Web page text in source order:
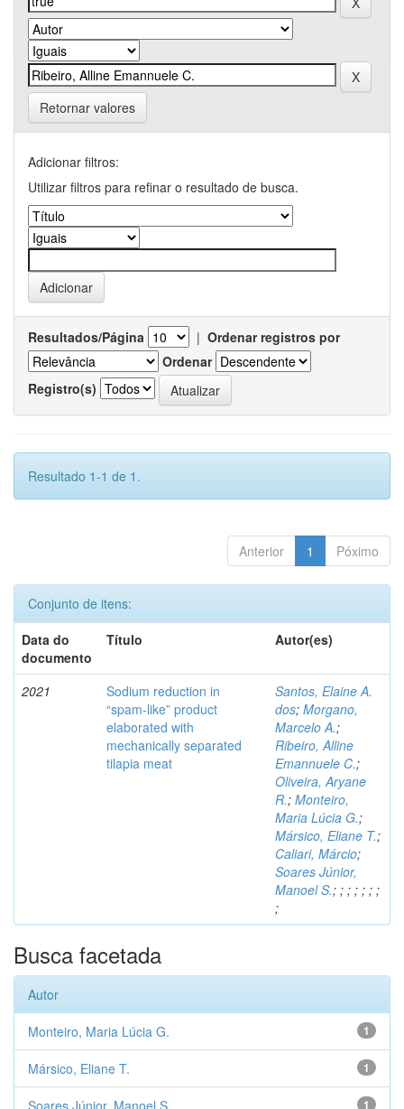
Retornar valores
Adicionar filtros:
Utilizar filtros para refinar o resultado de busca.
Resultados/Página | Ordenar registros por
Ordenar
Registro(s)
Resultado 1-1 de 1.
Anterior 1 Póximo
Conjunto de itens:
Data do
documento
Título Autor(es)
2021
Sodium reduction in
“spam-like” product
elaborated with
mechanically separated
tilapia meat
Santos, Elaine A.
dos; Morgano,
Marcelo A.;
Ribeiro, Alline
Emannuele C.;
Oliveira, Aryane
R.; Monteiro,
Maria Lúcia G.;
Mársico, Eliane T.;
Caliari, Márcio;
Soares Júnior,
Manoel S.; ; ; ; ; ; ;
;
Busca facetada
Autor
1
Monteiro, Maria Lúcia G.
1
Mársico, Eliane T.
1